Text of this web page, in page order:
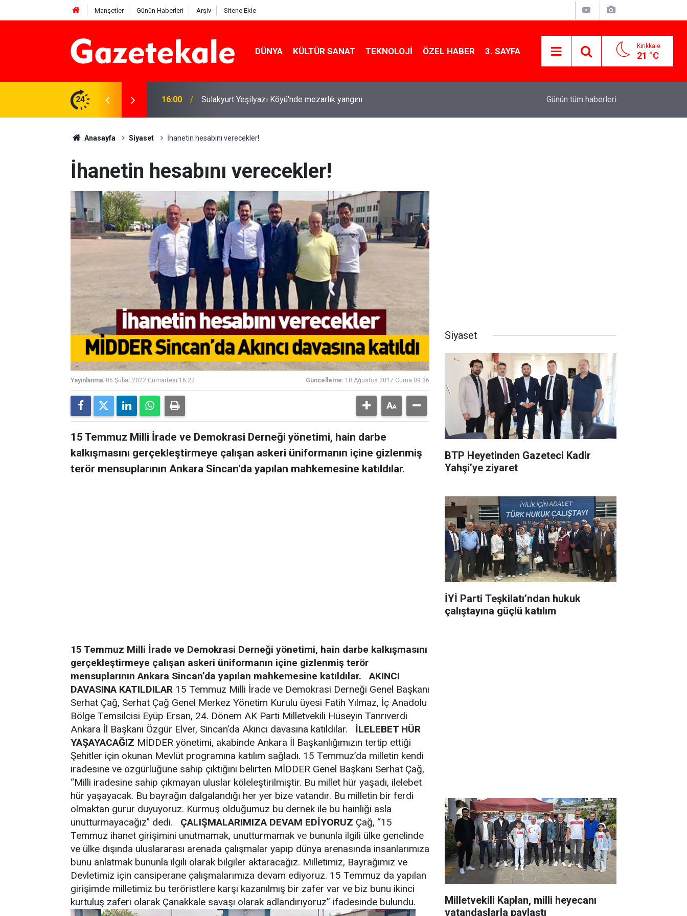
Manşetler Günün Haberleri Arşiv Sitene Ekle
DÜNYA KÜLTÜR SANAT TEKNOLOJI ÖZEL HABER 3. SAYFA Kırıkkale
21 °C
24
çalışmaları değerlendirildi 16:00 Sulakyurt Yeşilyazı Köyü'nde mezarlık yangını Kırıkkale'de çekiciye çarpan kamyon hurdaya
Günün tüm haberleri
Anasayfa Siyaset İhanetin hesabını verecekler!
İhanetin hesabını verecekler!
Yayınlanma: 05 Şubat 2022 Cumartesi 16:22 Güncelleme: 18 Ağustos 2017 Cuma 09:36
15 Temmuz Milli İrade ve Demokrasi Derneği yönetimi, hain darbe
kalkışmasını gerçekleştirmeye çalışan askeri üniformanın içine gizlenmiş
terör mensuplarının Ankara Sincan’da yapılan mahkemesine katıldılar.
15 Temmuz Milli İrade ve Demokrasi Derneği yönetimi, hain darbe kalkışmasını
gerçekleştirmeye çalışan askeri üniformanın içine gizlenmiş terör
mensuplarının Ankara Sincan’da yapılan mahkemesine katıldılar.
AKINCI
DAVASINA KATILDILAR 15 Temmuz Milli İrade ve Demokrasi Derneği Genel Başkanı
Serhat Çağ, Serhat Çağ Genel Merkez Yönetim Kurulu üyesi Fatih Yılmaz, İç Anadolu
Bölge Temsilcisi Eyüp Ersan, 24. Dönem AK Parti Milletvekili Hüseyin Tanrıverdi
Ankara İl Başkanı Özgür Elver, Sincan’da Akıncı davasına katıldılar. İLELEBET HÜR
YAŞAYACAĞIZ MİDDER yönetimi, akabinde Ankara İl Başkanlığımızın tertip ettiği
Şehitler için okunan Mevlüt programına katılım sağladı. 15 Temmuz’da milletin kendi
iradesine ve özgürlüğüne sahip çıktığını belirten MİDDER Genel Başkanı Serhat Çağ,
“Milli iradesine sahip çıkmayan uluslar köleleştirilmiştir. Bu millet hür yaşadı, ilelebet
hür yaşayacak. Bu bayrağın dalgalandığı her yer bize vatandır. Bu milletin bir ferdi
olmaktan gurur duyuyoruz. Kurmuş olduğumuz bu dernek ile bu hainliği asla
unutturmayacağız" dedi. ÇALIŞMALARIMIZA DEVAM EDİYORUZ Çağ, “15
Temmuz ihanet girişimini unutmamak, unutturmamak ve bununla ilgili ülke genelinde
ve ülke dışında uluslararası arenada çalışmalar yapıp dünya arenasında insanlarımıza
bunu anlatmak bununla ilgili olarak bilgiler aktaracağız. Milletimiz, Bayrağımız ve
Devletimiz için cansiperane çalışmalarımıza devam ediyoruz. 15 Temmuz da yapılan
girişimde milletimiz bu teröristlere karşı kazanılmış bir zafer var ve biz bunu ikinci
kurtuluş zaferi olarak Çanakkale savaşı olarak adlandırıyoruz” ifadesinde bulundu.
Siyaset
BTP Heyetinden Gazeteci Kadir
Yahşi’ye ziyaret
İYİ Parti Teşkilatı’ndan hukuk
çalıştayına güçlü katılım
Milletvekili Kaplan, milli heyecanı
vatandaşlarla paylaştı